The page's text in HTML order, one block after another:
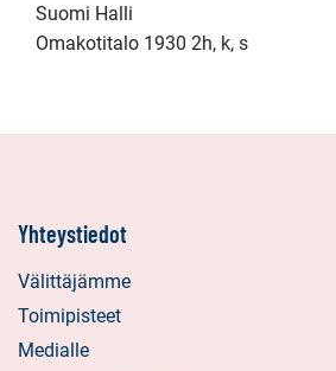
Suomi Halli
Omakotitalo 1930 2h, k, s
Yhteystiedot
Välittäjämme
Toimipisteet
Medialle